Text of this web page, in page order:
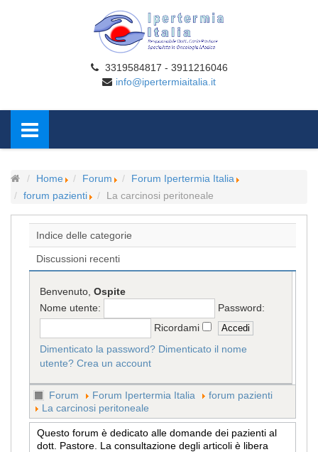
3319584817 - 3911216046
info@ipertermiaitalia.it
Home Forum
Forum Ipertermia Italia
forum pazienti
La carcinosi peritoneale
Indice delle categorie
Discussioni recenti
Benvenuto,Ospite
Nome utente:
Password:
Ricordami
Dimenticato la password? Dimenticato il nome
utente? Crea un account
Forum Forum Ipertermia Italia
forum pazienti
La carcinosi peritoneale
Questo forum è dedicato alle domande dei pazienti al
dott. Pastore. La consultazione degli articoli è libera